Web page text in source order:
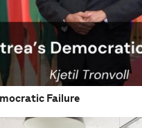
Failure